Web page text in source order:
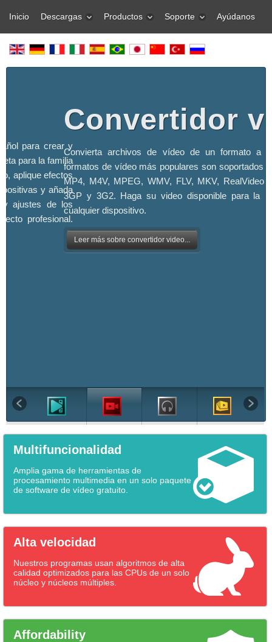
Inicio Descargas Productos Soporte Ayúdanos
para crear y
para la familia
aplique efectos
y añada
y ajustes de los
profesional.
Convertidor
Convierta archivos de vídeo de un formato a
formatos de vídeo más populares son soportados -
MP4, M4V, MPEG, WMV, FLV, MKV, RealVideo
3GP y 3G2. Haga su video disponible para la
cualquier dispositivo.
Leer más sobre convertidor video...
Multifuncionalidad
Amplia gama de herramientas de
procesamiento multimedia en un solo paquete
de software de vídeo gratuito.
Alta velocidad
Nuestros programas usan algoritmos de alta
calidad optimizados para las CPUs de un solo
núcleo y núcleos múltiples.
Affordability